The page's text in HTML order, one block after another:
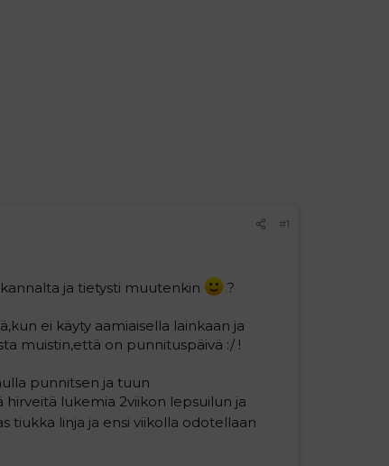
#1
ja tietysti muutenkin ?
ei käyty aamiaisella lainkaan ja
muistin,että on punnituspäivä :/ !
punnitsen ja tuun
lukemia 2viikon lepsuilun ja
tiukka linja ja ensi viikolla odotellaan